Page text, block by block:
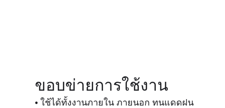
ขอบข่ายการใช้งาน
• ใช้ได้ทั้งงานภายใน ภายนอก ทนแดดฝน